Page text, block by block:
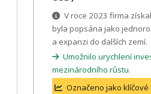
V roce 2023 firma
byla popsána jako
a expanzi do dalších zemí.
Umožnilo urychlení
mezinárodního růstu.
Označeno jako